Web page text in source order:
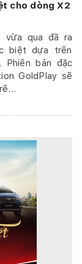
cho dòng X2
vừa qua đã ra
biệt dựa trên
Phiên bản đặc
GoldPlay sẽ